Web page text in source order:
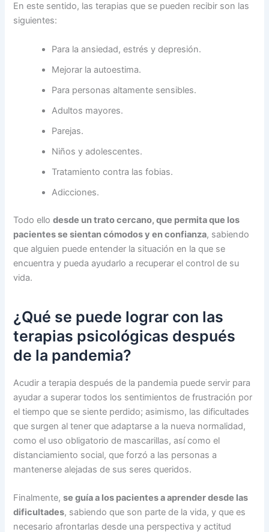
En este sentido, las terapias que se pueden recibir son las
siguientes:
Para la ansiedad, estrés y depresión.
Mejorar la autoestima.
Para personas altamente sensibles.
Adultos mayores.
Parejas.
Niños y adolescentes.
Tratamiento contra las fobias.
Adicciones.
Todo ellodesde un trato cercano, que permita que los
pacientes se sientan cómodos y en confianza, sabiendo
que alguien puede entender la situación en la que se
encuentra y pueda ayudarlo a recuperar el control de su
vida.
¿Qué se puede lograr con las
terapias psicológicas después
de la pandemia?
Acudir a terapia después de la pandemia puede servir para
ayudar a superar todos los sentimientos de frustración por
el tiempo que se siente perdido; asimismo, las dificultades
que surgen al tener que adaptarse a la nueva normalidad,
como el uso obligatorio de mascarillas, así como el
distanciamiento social, que forzó a las personas a
mantenerse alejadas de sus seres queridos.
Finalmente,se guía a los pacientes a aprender desde las
dificultades, sabiendo que son parte de la vida, y que es
necesario afrontarlas desde una perspectiva y actitud